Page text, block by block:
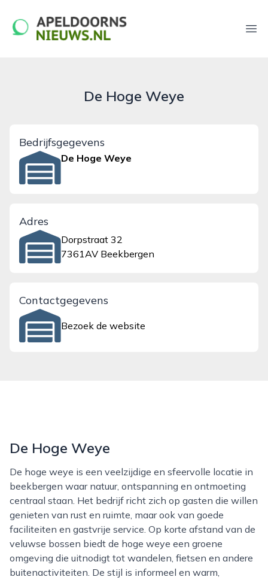
apeldoornsnieuws.nl
De Hoge Weye
Bedrijfsgegevens
De Hoge Weye
Adres
Dorpstraat 32
7361AV Beekbergen
Contactgegevens
Bezoek de website
De Hoge Weye
De hoge weye is een veelzijdige en sfeervolle locatie in
beekbergen waar natuur, ontspanning en ontmoeting
centraal staan. Het bedrijf richt zich op gasten die willen
genieten van rust en ruimte, maar ook van goede
faciliteiten en gastvrije service. Op korte afstand van de
veluwse bossen biedt de hoge weye een groene
omgeving die uitnodigt tot wandelen, fietsen en andere
buitenactiviteiten. De stijl is informeel en warm,